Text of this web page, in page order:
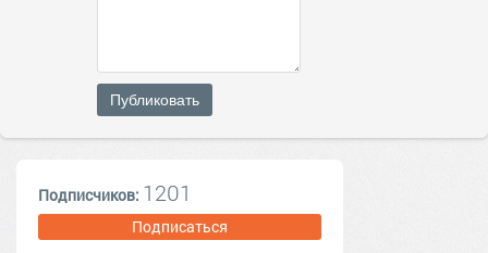
Публиковать
Подписчиков: 1201
Подписаться